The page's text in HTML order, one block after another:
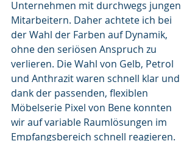
Unternehmen mit durchwegs jungen
Mitarbeitern. Daher achtete ich bei
der Wahl der Farben auf Dynamik,
ohne den seriösen Anspruch zu
verlieren. Die Wahl von Gelb, Petrol
und Anthrazit waren schnell klar und
dank der passenden, flexiblen
Möbelserie Pixel von Bene konnten
wir auf variable Raumlösungen im
Empfangsbereich schnell reagieren.